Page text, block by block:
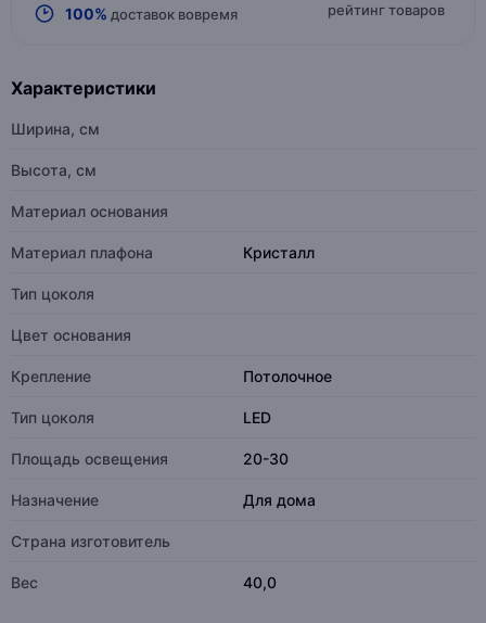
100% доставок вовремя рейтинг товаров
Характеристики
Ширина, см
Высота, см
Материал основания
Материал плафона Кристалл
Тип цоколя
Цвет основания
Крепление Потолочное
Тип цоколя LED
Площадь освещения 20-30
Назначение Для дома
Страна изготовитель
Вес 40,0